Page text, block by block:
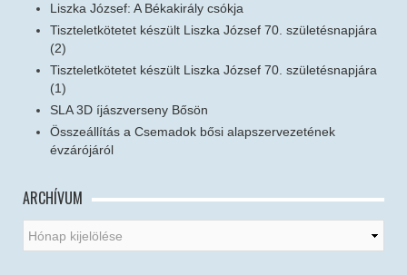
Liszka József: A Békakirály csókja
Tiszteletkötetet készült Liszka József 70. születésnapjára
(2)
Tiszteletkötetet készült Liszka József 70. születésnapjára
(1)
SLA 3D íjászverseny Bősön
Összeállítás a Csemadok bősi alapszervezetének
évzárójáról
ARCHÍVUM